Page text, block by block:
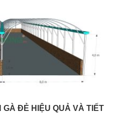
GÀ ĐẺ HIỆU QUẢ VÀ TIẾT